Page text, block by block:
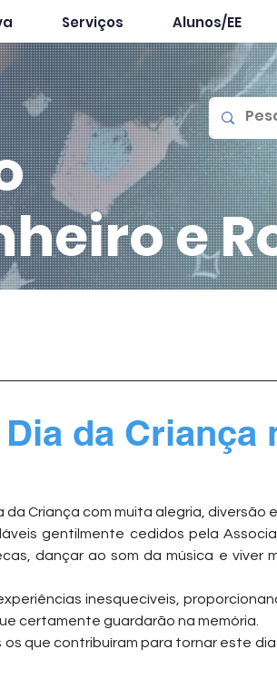
Serviços Alunos/EE
e
da Criança
Criança com muita alegria, diversão
gentilmente cedidos pela
dançar ao som da música e viver
inesquecíveis,
certamente guardarão na memória.
que contribuíram para tornar este